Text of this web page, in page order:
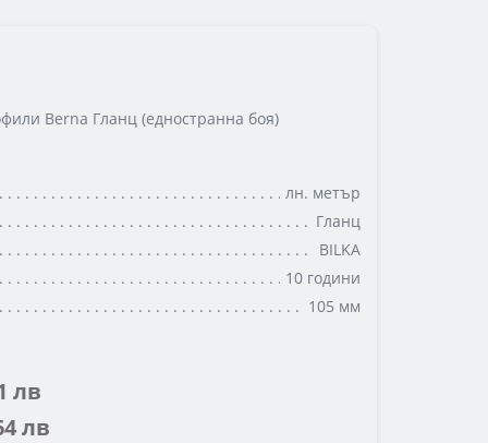
Berna Гланц (едностранна боя)
лн. метър
Гланц
BILKA
10 години
105 мм
лв
лв